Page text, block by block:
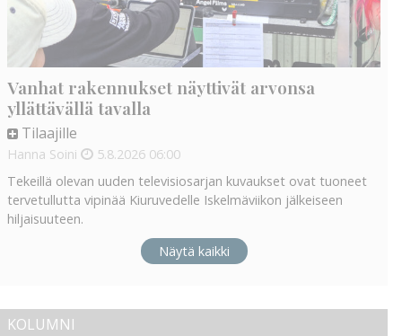
Vanhat rakennukset näyttivät arvonsa
yllättävällä tavalla
Tilaajille
Hanna Soini 5.8.2026 06:00
Tekeillä olevan uuden televisiosarjan kuvaukset ovat tuoneet
tervetullutta vipinää Kiuruvedelle Iskelmäviikon jälkeiseen
hiljaisuuteen.
Näytä kaikki
KOLUMNI